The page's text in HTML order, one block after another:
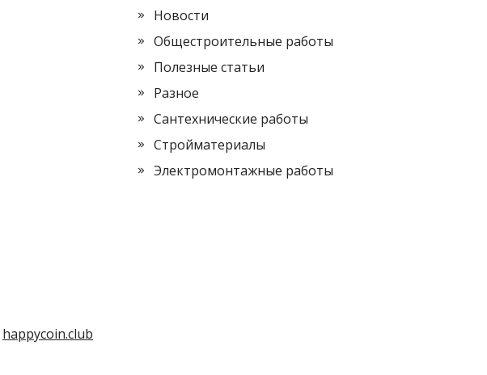
happycoin.club
Новости
Общестроительные работы
Полезные статьи
Разное
Сантехнические работы
Стройматериалы
Электромонтажные работы